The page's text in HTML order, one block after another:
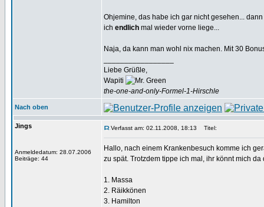
Ohjemine, das habe ich gar nicht gesehen...
ich endlich mal wieder vorne liege...
Naja, da kann man wohl nix machen. Mit 30
Liebe Grüßle,
Wapiti
the-one-and-only-Formel-1-Hirschle
Nach oben
Jings
Anmeldedatum: 28.07.2006
Beiträge: 44
Verfasst am: 02.11.2008, 18:13 Titel:
Hallo, nach einem Krankenbesuch komme ich
zu spät. Trotzdem tippe ich mal, ihr könnt mich
1. Massa
2. Räikkönen
3. Hamilton